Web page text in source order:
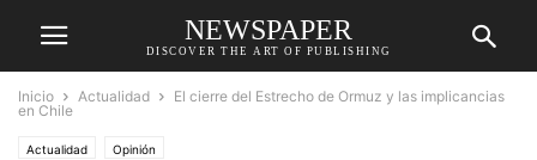
NEWSPAPER
DISCOVER THE ART OF PUBLISHING
Inicio Actualidad
El cierre del Estrecho de Ormuz y las implicancias
en Chile
Actualidad Opinión